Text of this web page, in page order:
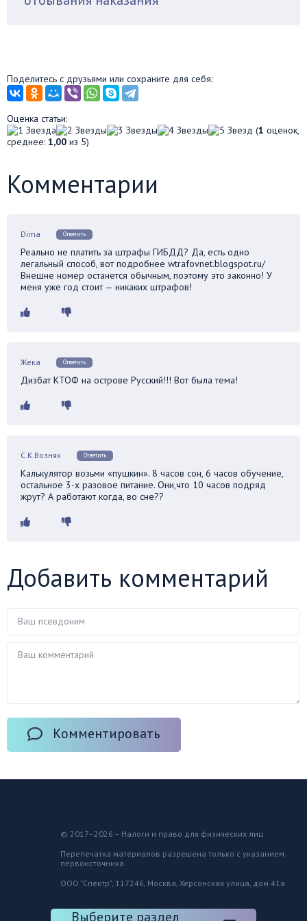
Поделитесь с друзьями или сохраните для себя:
Оценка статьи:
(1 оценок,
среднее: 1,00 из 5)
Комментарии
Dima Ответить
Реально не платить за штрафы ГИБДД? Да, есть одно
легальный способ, вот подробнее wtrafovnet.blogspot.ru/
Внешне номер останется обычным, поэтому это законно! У
меня уже год стоит — никаких штрафов!
Жека Ответить
Дизбат КТОФ на острове Русский!!! Вот была тема!
С.К.Возняк Ответить
Калькулятор возьми «пушкин». 8 часов сон, 6 часов обучение,
остальное 3-х разовое питание. Они,что 10 часов подряд
жрут? А работают когда, во сне??
Добавить комментарий
Комментировать
© 2017–2026 – Налоги и право для физических лиц
Перепечатка материалов разрешена только с указанием
первоисточника
ООО "Спектр", 117246, Москва, Херсонская улица, дом 41а
Выберите раздел